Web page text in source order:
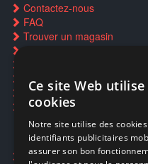
Contactez-nous
FAQ
Trouver un magasin
Restauration CD griffés
Réparations & SAV
Smartpoints
Ecogaming
Ce site Web utilise
cookies
Notre site utilise des
identifiants publicitaires
assurer son bon